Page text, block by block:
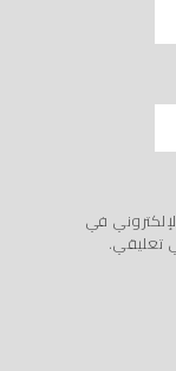
في
تعليقي.